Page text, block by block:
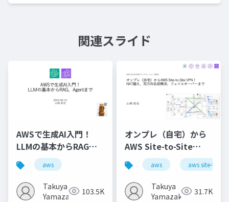
関連スライド
AWSで生成AI入門！
LLMの基本からRAG、
Agentまで
aws
Takuya
Yamazaki
103.5K
オンプレ（自宅）から
AWS Site-to-Site
VPN！ NAT越え、双方
向名前解決、フェイル
オーバーまで
aws aws site-to-
Takuya
Yamazaki
31.7K